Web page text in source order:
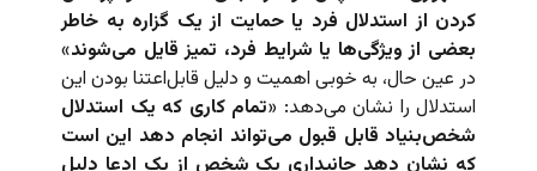
کردن از استدلال فرد یا حمایت از یک گزاره به خاطر
بعضی از ویژگی‌ها یا شرایط فرد، تمیز قایل می‌شوند»
در عین حال، به خوبی اهمیت و دلیل قابل‌اعتنا بودن این
استدلال را نشان می‌دهد: «تمام کاری که یک استدلال
شخص‌بنیاد قابل قبول می‌تواند انجام دهد این است